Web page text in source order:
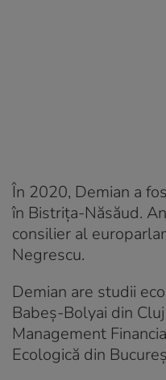
În 2020, Demian a
în Bistrița-Năsăud.
consilier al
Negrescu.
Demian are studii
Babeș-Bolyai din
Management
Ecologică din